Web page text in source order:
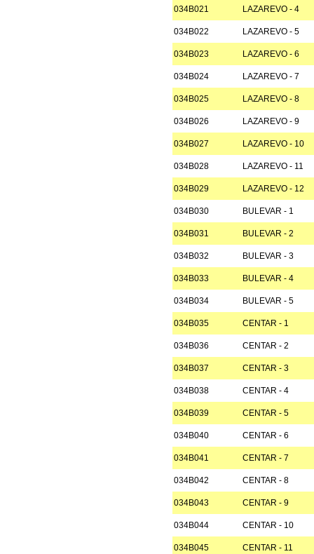
034B021 LAZAREVO - 4
034B022 LAZAREVO - 5
034B023 LAZAREVO - 6
034B024 LAZAREVO - 7
034B025 LAZAREVO - 8
034B026 LAZAREVO - 9
034B027 LAZAREVO - 10
034B028 LAZAREVO - 11
034B029 LAZAREVO - 12
034B030 BULEVAR - 1
034B031 BULEVAR - 2
034B032 BULEVAR - 3
034B033 BULEVAR - 4
034B034 BULEVAR - 5
034B035 CENTAR - 1
034B036 CENTAR - 2
034B037 CENTAR - 3
034B038 CENTAR - 4
034B039 CENTAR - 5
034B040 CENTAR - 6
034B041 CENTAR - 7
034B042 CENTAR - 8
034B043 CENTAR - 9
034B044 CENTAR - 10
034B045 CENTAR - 11